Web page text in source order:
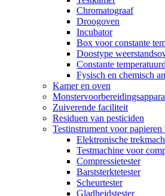
Chromatograaf
Droogoven
Incubator
Box voor constante
Doostype
Constante
Fysisch en chemisch
Kamer en oven
Zuiverende faciliteit
Residuen van pesticiden
Testinstrument voor
Elektronische
Testmachine voor
Compressietester
Barststerktetester
Scheurtester
Gladheidstester